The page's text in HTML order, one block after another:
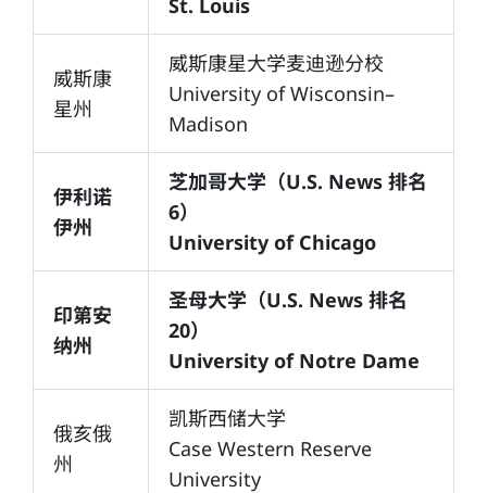
威斯康
星州
威斯康星大学麦迪逊分校
University of Wisconsin–
Madison
伊利诺
伊州
芝加哥大学（U.S. News 排名
6）
University of Chicago
印第安
纳州
圣母大学（U.S. News 排名
20）
University of Notre Dame
俄亥俄
州
凯斯西储大学
Case Western Reserve
University